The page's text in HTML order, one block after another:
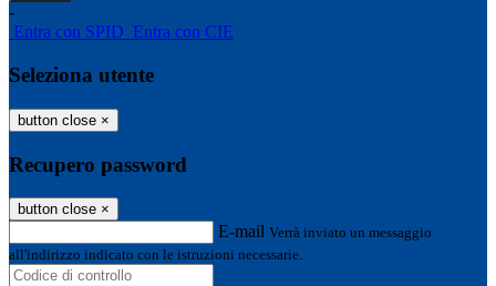
-
Entra con SPID Entra con CIE
Seleziona utente
button close ×
Recupero password
button close ×
E-mail Verrà inviato un messaggio
all'indirizzo indicato con le istruzioni necessarie.